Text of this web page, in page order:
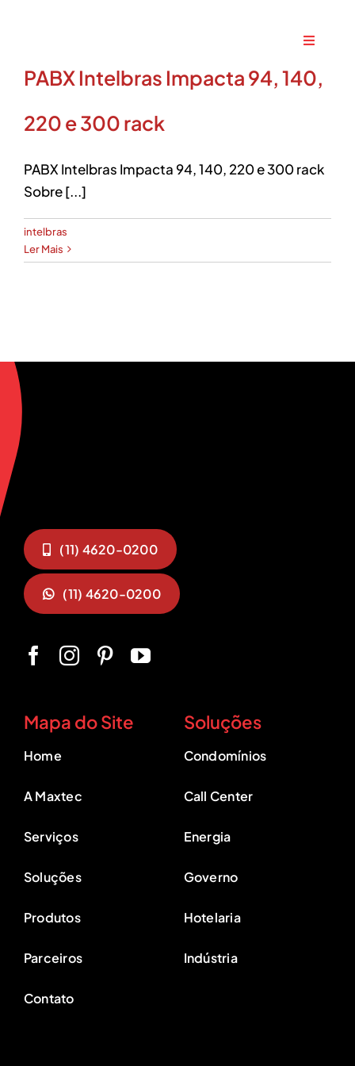
conteúdo
Toggle
Home
PABX Intelbras Impacta 94, 140,
220 e 300 rack
PABX Intelbras Impacta 94, 140, 220 e 300 rack
Sobre [...]
intelbras
Ler Mais
(11) 4620-0200
(11) 4620-0200
Mapa do Site
Home
A Maxtec
Serviços
Soluções
Produtos
Parceiros
Contato
Soluções
Condomínios
Call Center
Energia
Governo
Hotelaria
Indústria